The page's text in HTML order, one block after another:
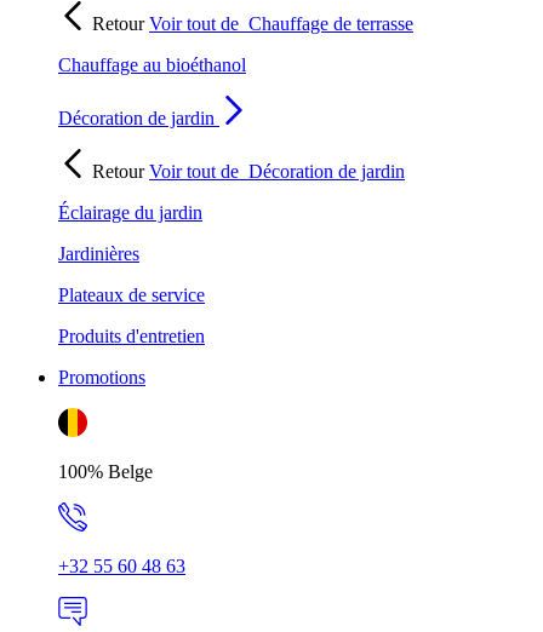
RetourVoir tout de Chauffage de terrasse
Chauffage au bioéthanol
Décoration de jardin
RetourVoir tout de Décoration de jardin
Éclairage du jardin
Jardinières
Plateaux de service
Produits d'entretien
Promotions
100% Belge
+32 55 60 48 63